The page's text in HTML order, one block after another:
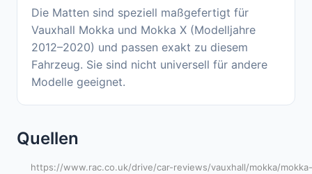
Die Matten sind speziell maßgefertigt für
Vauxhall Mokka und Mokka X (Modelljahre
2012–2020) und passen exakt zu diesem
Fahrzeug. Sie sind nicht universell für andere
Modelle geeignet.
Quellen
https://www.rac.co.uk/drive/car-reviews/vauxhall/mokka/